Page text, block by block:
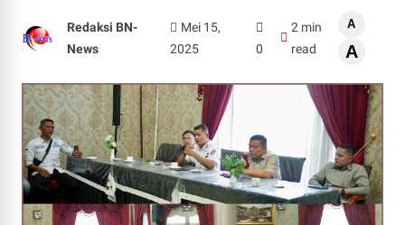
Redaksi BN-
News
Mei 15,
2025
0
2 min
read
A
A